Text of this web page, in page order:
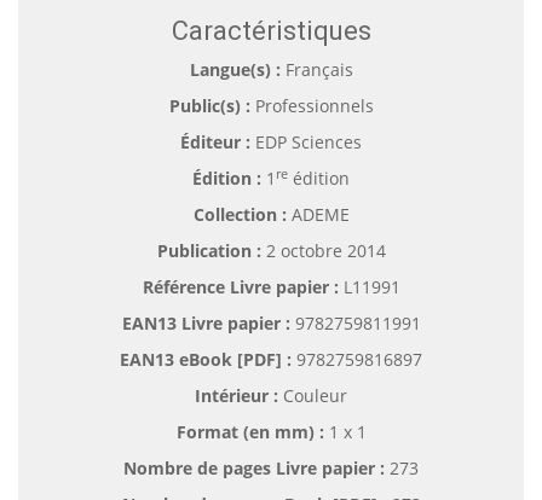
Caractéristiques
Langue(s) : Français
Public(s) : Professionnels
Éditeur : EDP Sciences
Édition : 1 re édition
Collection : ADEME
Publication : 2 octobre 2014
Référence Livre papier : L11991
EAN13 Livre papier : 9782759811991
EAN13 eBook [PDF] : 9782759816897
Intérieur : Couleur
Format (en mm) : 1 x 1
Nombre de pages Livre papier : 273